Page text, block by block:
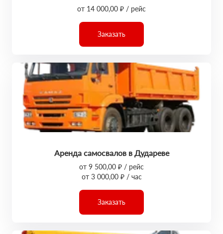
от 14 000,00 ₽ / рейс
Заказать
Аренда самосвалов в Дудареве
от 9 500,00 ₽ / рейс
от 3 000,00 ₽ / час
Заказать